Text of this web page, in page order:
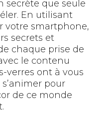
secrète que seule
En utilisant
votre smartphone,
secrets et
chaque prise de
le contenu
verres ont à vous
pour
de ce monde